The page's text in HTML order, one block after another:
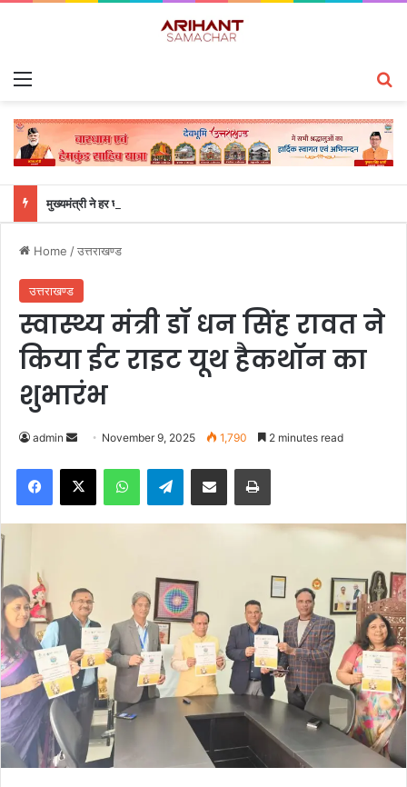
मुख्यमंत्री ने हर घर तिरंगा यात्रा कार्यक्रम में किया प्रतिभाग
Home /उत्तराखण्ड
उत्तराखण्ड
स्वास्थ्य मंत्री डॉ धन सिंह रावत ने
किया ईट राइट यूथ हैकथॉन का
शुभारंभ
admin
n
d
a
m
a
l
November 9, 2025 1,790 2 minutes read
Telegram